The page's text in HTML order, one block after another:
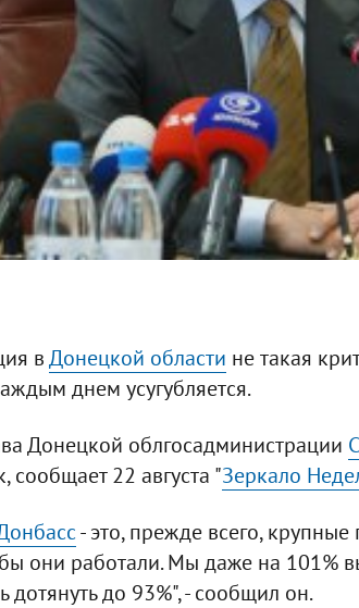
вДонецкой области не такая
днем усугубляется.
Донецкой облгосадминистрации
сообщает 22 августа "Зеркало
- это, прежде всего,
они работали. Мы даже на 101%
дотянуть до 93%", - сообщил он.